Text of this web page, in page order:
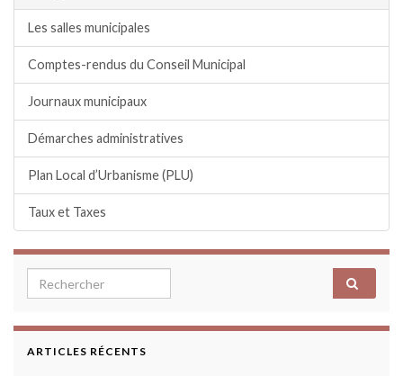
Les salles municipales
Comptes-rendus du Conseil Municipal
Journaux municipaux
Démarches administratives
Plan Local d’Urbanisme (PLU)
Taux et Taxes
Search for:
ARTICLES RÉCENTS